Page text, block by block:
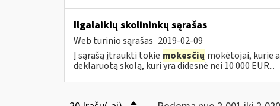
Ilgalaikių skolininkų sąrašas
Web turinio sąrašas 2019-02-09
Į sąrašą įtraukti tokie mokesčių mokėtojai, kurie
deklaruotą skolą, kuri yra didesnė nei 10 000 EUR...